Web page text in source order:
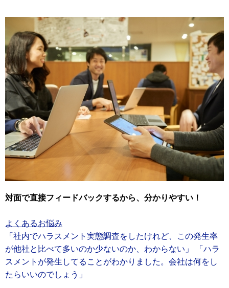
対面で直接フィードバックするから、分かりやすい！
よくあるお悩み
「社内でハラスメント実態調査をしたけれど、この発生率
が他社と比べて多いのか少ないのか、わからない」 「ハラ
スメントが発生してることがわかりました。会社は何をし
たらいいのでしょう」